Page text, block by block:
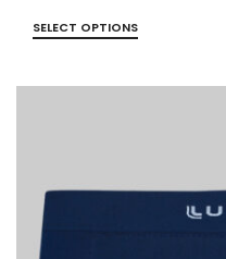
SELECT OPTIONS